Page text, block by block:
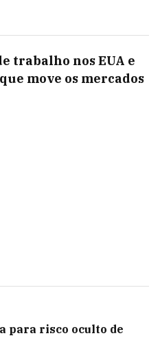
trabalho nos EUA e
move os mercados
para risco oculto de